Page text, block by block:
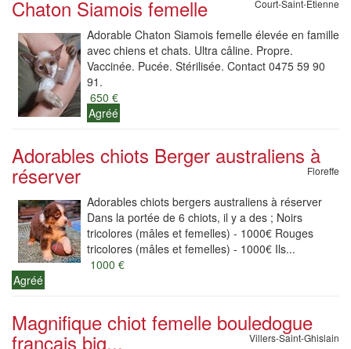
Chaton Siamois femelle Court-Saint-Etienne
Adorable Chaton Siamois femelle élevée en famille
avec chiens et chats. Ultra câline. Propre.
Vaccinée. Pucée. Stérilisée. Contact 0475 59 90
91.
650 €
Agréé
Adorables chiots Berger australiens à
réserver Floreffe
Adorables chiots bergers australiens à réserver
Dans la portée de 6 chiots, il y a des ; Noirs
tricolores (mâles et femelles) - 1000€ Rouges
tricolores (mâles et femelles) - 1000€ Ils...
1000 €
Agréé
Magnifique chiot femelle bouledogue
français big... Villers-Saint-Ghislain